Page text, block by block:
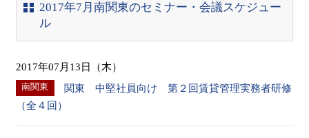
2017年7月南関東のセミナー・会議スケジュー
ル
2017年07月13日（木）
南関東
関東 中堅社員向け 第２回賃貸管理実務者研修
（全４回）